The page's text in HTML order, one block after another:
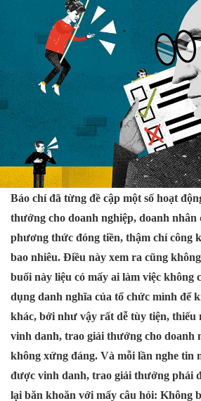
Báo chí đã từng đề cập một số hoạt
thưởng cho doanh nghiệp, doanh nhân
phương thức đóng tiền, thậm chí công
bao nhiêu. Điều này xem ra cũng
buổi này liệu có mấy ai làm việc không
dụng danh nghĩa của tổ chức mình để
khác, bởi như vậy rất dễ tùy tiện, thiếu
vinh danh, trao giải thưởng cho doanh
không xứng đáng. Và mỗi lần nghe tin
được vinh danh, trao giải thưởng phải
lại băn khoăn với mấy câu hỏi: Không